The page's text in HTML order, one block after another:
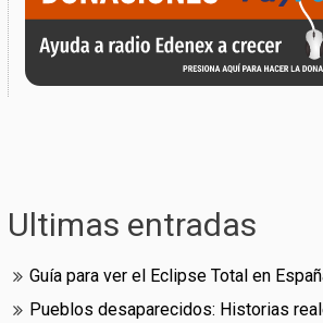
Ultimas entradas
Guía para ver el Eclipse Total en
Pueblos desaparecidos: Historias